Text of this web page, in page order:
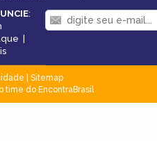
:
|
Sitemap
time do EncontraBrasil